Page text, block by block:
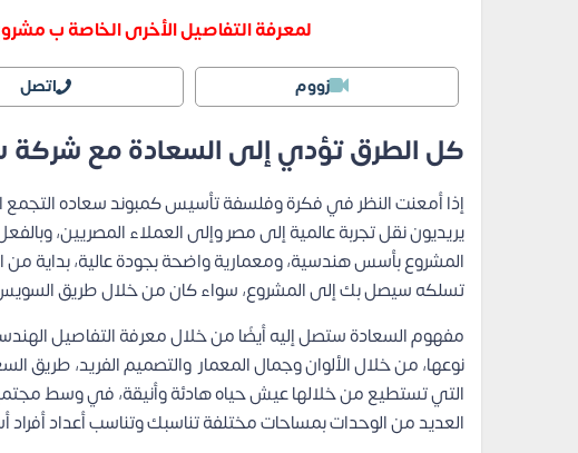
لمعرفة التفاصيل الأخرى الخاصة ب
زووم اتصل
كل الطرق تؤدي إلى السعادة مع شركة
إذا أمعنت النظر في فكرة وفلسفة تأسيس كمبوند سعاده التجمع
يريديون نقل تجربة عالمية إلى مصر وإلى العملاء المصريين،
المشروع بأسس هندسية، ومعمارية واضحة بجودة عالية، بداية من
تسلكه سيصل بك إلى المشروع، سواء كان من خلال طريق
مفهوم السعادة ستصل إليه أيضًا من خلال معرفة التفاصيل
نوعها، من خلال الألوان وجمال المعمار والتصميم الفريد، طريق
التي تستطيع من خلالها عيش حياه هادئة وأنيقة، في وسط
العديد من الوحدات بمساحات مختلفة تناسبك وتناسب أعداد أفراد